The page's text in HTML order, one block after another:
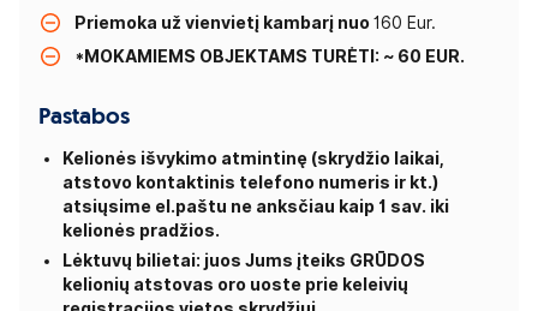
Priemoka už vienvietį kambarį nuo160 Eur.
*MOKAMIEMS OBJEKTAMS TURĖTI: ~ 60 EUR.
Pastabos
Kelionės išvykimo atmintinę (skrydžio laikai,
atstovo kontaktinis telefono numeris ir kt.)
atsiųsime el.paštu ne anksčiau kaip 1 sav. iki
kelionės pradžios.
Lėktuvų bilietai: juos Jums įteiks GRŪDOS
kelionių atstovas oro uoste prie keleivių